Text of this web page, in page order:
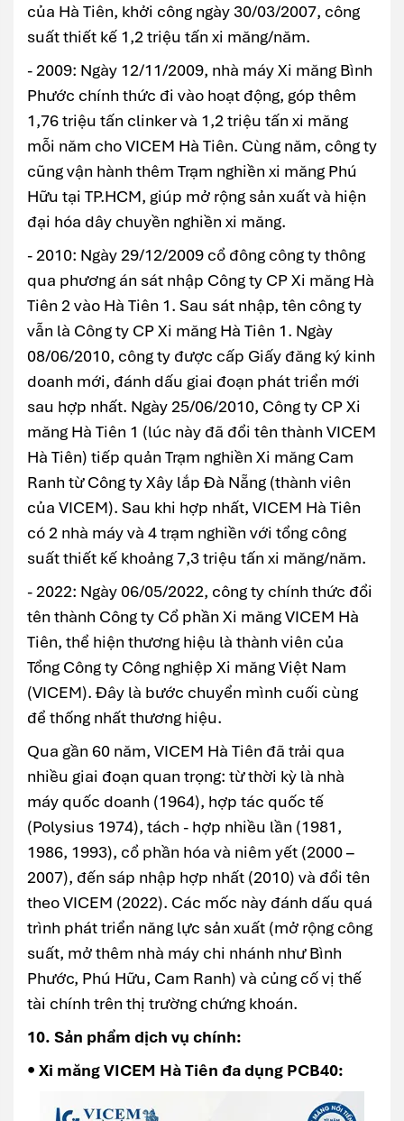
của Hà Tiên, khởi công ngày 30/03/2007, công
suất thiết kế 1,2 triệu tấn xi măng/năm.
- 2009: Ngày 12/11/2009, nhà máy Xi măng Bình
Phước chính thức đi vào hoạt động, góp thêm
1,76 triệu tấn clinker và 1,2 triệu tấn xi măng
mỗi năm cho VICEM Hà Tiên. Cùng năm, công ty
cũng vận hành thêm Trạm nghiền xi măng Phú
Hữu tại TP.HCM, giúp mở rộng sản xuất và hiện
đại hóa dây chuyền nghiền xi măng.
- 2010: Ngày 29/12/2009 cổ đông công ty thông
qua phương án sát nhập Công ty CP Xi măng Hà
Tiên 2 vào Hà Tiên 1. Sau sát nhập, tên công ty
vẫn là Công ty CP Xi măng Hà Tiên 1. Ngày
08/06/2010, công ty được cấp Giấy đăng ký kinh
doanh mới, đánh dấu giai đoạn phát triển mới
sau hợp nhất. Ngày 25/06/2010, Công ty CP Xi
măng Hà Tiên 1 (lúc này đã đổi tên thành VICEM
Hà Tiên) tiếp quản Trạm nghiền Xi măng Cam
Ranh từ Công ty Xây lắp Đà Nẵng (thành viên
của VICEM). Sau khi hợp nhất, VICEM Hà Tiên
có 2 nhà máy và 4 trạm nghiền với tổng công
suất thiết kế khoảng 7,3 triệu tấn xi măng/năm.
- 2022: Ngày 06/05/2022, công ty chính thức đổi
tên thành Công ty Cổ phần Xi măng VICEM Hà
Tiên, thể hiện thương hiệu là thành viên của
Tổng Công ty Công nghiệp Xi măng Việt Nam
(VICEM). Đây là bước chuyển mình cuối cùng
để thống nhất thương hiệu.
Qua gần 60 năm, VICEM Hà Tiên đã trải qua
nhiều giai đoạn quan trọng: từ thời kỳ là nhà
máy quốc doanh (1964), hợp tác quốc tế
(Polysius 1974), tách - hợp nhiều lần (1981,
1986, 1993), cổ phần hóa và niêm yết (2000 –
2007), đến sáp nhập hợp nhất (2010) và đổi tên
theo VICEM (2022). Các mốc này đánh dấu quá
trình phát triển năng lực sản xuất (mở rộng công
suất, mở thêm nhà máy chi nhánh như Bình
Phước, Phú Hữu, Cam Ranh) và củng cố vị thế
tài chính trên thị trường chứng khoán.
10. Sản phẩm dịch vụ chính:
• Xi măng VICEM Hà Tiên đa dụng PCB40: